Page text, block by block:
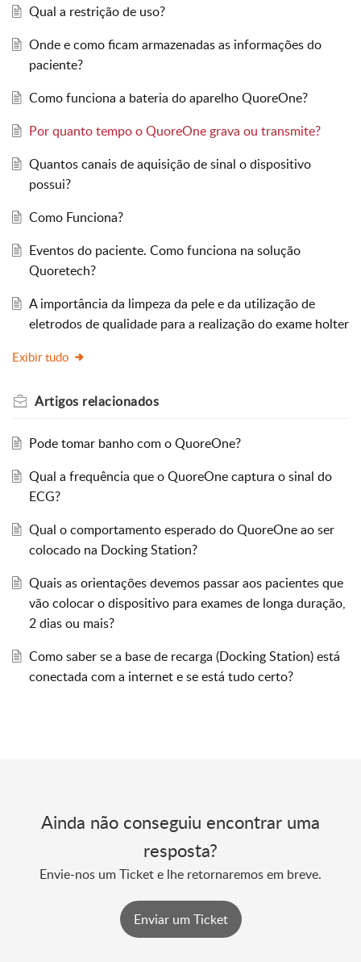
Qual a restrição de uso?
Onde e como ficam armazenadas as informações do
paciente?
Como funciona a bateria do aparelho QuoreOne?
Por quanto tempo o QuoreOne grava ou transmite?
Quantos canais de aquisição de sinal o dispositivo
possui?
Como Funciona?
Eventos do paciente. Como funciona na solução
Quoretech?
A importância da limpeza da pele e da utilização de
eletrodos de qualidade para a realização do exame holter
Exibir tudo
Artigos relacionados
Pode tomar banho com o QuoreOne?
Qual a frequência que o QuoreOne captura o sinal do
ECG?
Qual o comportamento esperado do QuoreOne ao ser
colocado na Docking Station?
Quais as orientações devemos passar aos pacientes que
vão colocar o dispositivo para exames de longa duração,
2 dias ou mais?
Como saber se a base de recarga (Docking Station) está
conectada com a internet e se está tudo certo?
Ainda não conseguiu encontrar uma
resposta?
Envie-nos um Ticket e lhe retornaremos em breve.
Enviar um Ticket